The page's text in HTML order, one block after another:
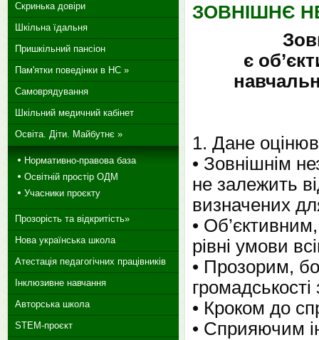
ЗОВНІШНЄ
є
1. Дане
• Зовнішнім
не залежить
визначених
•
рівні умови
• Прозорим,
• Кроком до
• Сприяючим
Скринька довіри
Шкільна їдальня
Пришкільний пансіон
Пам'ятки поведінки в НС »
Самоврядування
Шкільний медичний кабінет
Освіта. Діти. Майбутнє »
Нормативно-правова база
Освітній простір ОДМ
Учасники проєкту
Прозорість та відкритість»
Нова українська школа
Атестація педагогічних працівників
Інклюзивне навчання
Авторська школа
STEM-проєкт